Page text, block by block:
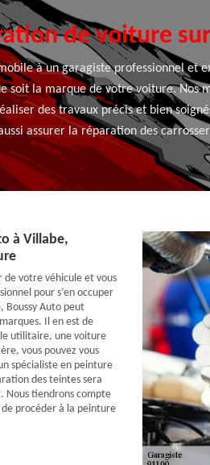
de voiture
à un garagiste professionnel et
soit la marque de votre voiture. Nos
des travaux précis et bien
assurer la réparation des
à Villabe,
de votre véhicule et vous
pour s’en occuper
Boussy Auto peut
Il en est de
utilitaire, une voiture
vous pouvez vous
spécialiste en peinture
des teintes sera
Nous tiendrons compte
procéder à la peinture